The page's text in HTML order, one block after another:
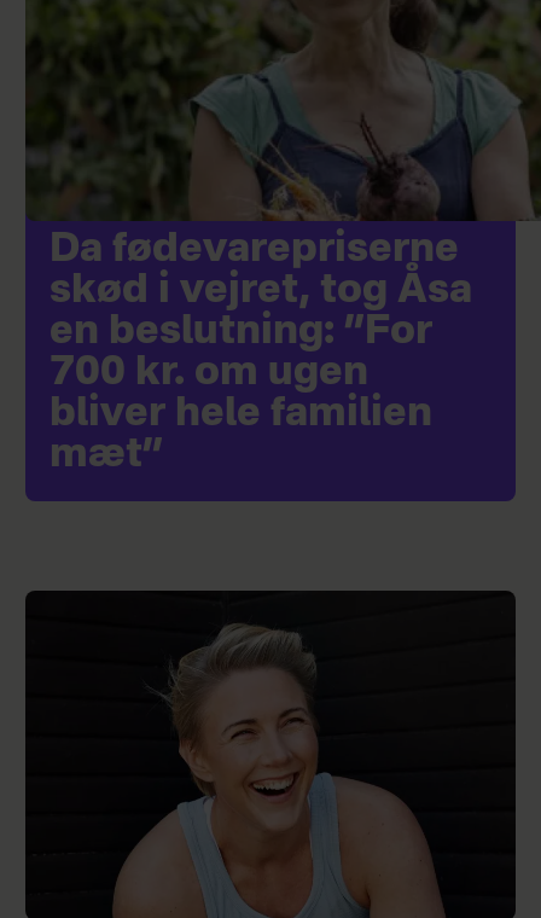
Da fødevarepriserne
skød i vejret, tog Åsa
en beslutning: ”For
700 kr. om ugen
bliver hele familien
mæt”